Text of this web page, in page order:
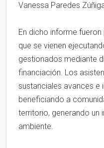
Vanessa Paredes
En dicho informe
que se vienen
gestionados mediante
financiación. Los
sustanciales avances e
beneficiando a
territorio, generando
ambiente.